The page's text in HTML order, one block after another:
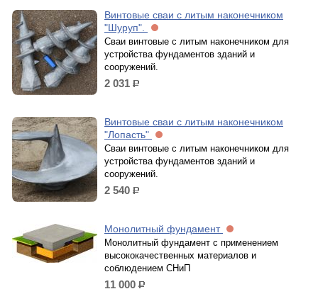
Винтовые сваи с литым наконечником
"Шуруп".
Сваи винтовые с литым наконечником для
устройства фундаментов зданий и
сооружений.
2 031 р.
Винтовые сваи с литым наконечником
"Лопасть"
Сваи винтовые с литым наконечником для
устройства фундаментов зданий и
сооружений.
2 540 р.
Монолитный фундамент
Монолитный фундамент с применением
высококачественных материалов и
соблюдением СНиП
11 000